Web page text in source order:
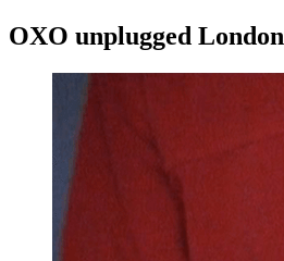
OXO unplugged London